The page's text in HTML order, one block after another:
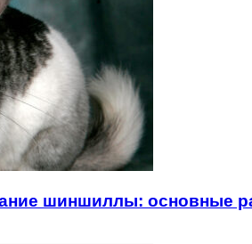
шиншиллы: основные